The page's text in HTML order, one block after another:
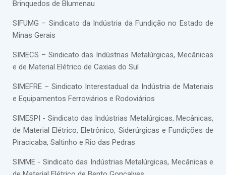
Brinquedos de Blumenau
SIFUMG – Sindicato da Indústria da Fundição no Estado de
Minas Gerais
SIMECS – Sindicato das Indústrias Metalúrgicas, Mecânicas
e de Material Elétrico de Caxias do Sul
SIMEFRE – Sindicato Interestadual da Indústria de Materiais
e Equipamentos Ferroviários e Rodoviários
SIMESPI - Sindicato das Indústrias Metalúrgicas, Mecânicas,
de Material Elétrico, Eletrônico, Siderúrgicas e Fundições de
Piracicaba, Saltinho e Rio das Pedras
SIMME - Sindicato das Indústrias Metalúrgicas, Mecânicas e